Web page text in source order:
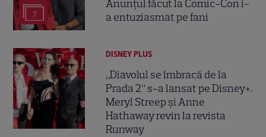
7
Anunțul făcut la Comic-Con i-
a entuziasmat pe fani
DISNEY PLUS
„Diavolul se îmbracă de la
Prada 2” s-a lansat pe Disney+.
Meryl Streep și Anne
Hathaway revin la revista
Runway